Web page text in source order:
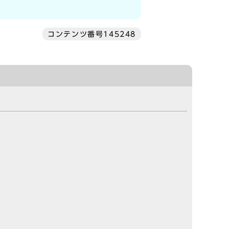
コンテンツ番号145248